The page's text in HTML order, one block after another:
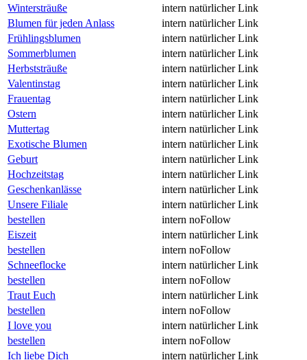
Wintersträuße
intern natürlicher Link
Blumen für jeden Anlass
intern natürlicher Link
Frühlingsblumen
intern natürlicher Link
Sommerblumen
intern natürlicher Link
Herbststräuße
intern natürlicher Link
Valentinstag
intern natürlicher Link
Frauentag
intern natürlicher Link
Ostern
intern natürlicher Link
Muttertag
intern natürlicher Link
Exotische Blumen
intern natürlicher Link
Geburt
intern natürlicher Link
Hochzeitstag
intern natürlicher Link
Geschenkanlässe
intern natürlicher Link
Unsere Filiale
intern natürlicher Link
bestellen
intern noFollow
Eiszeit
intern natürlicher Link
bestellen
intern noFollow
Schneeflocke
intern natürlicher Link
bestellen
intern noFollow
Traut Euch
intern natürlicher Link
bestellen
intern noFollow
I love you
intern natürlicher Link
bestellen
intern noFollow
Ich liebe Dich
intern natürlicher Link